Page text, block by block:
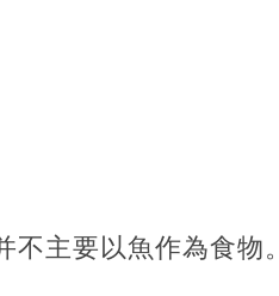
主要以魚作為食物。